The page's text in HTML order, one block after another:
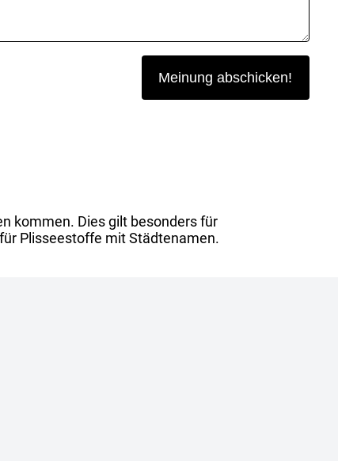
kommen. Dies gilt besonders für
Plisseestoffe mit Städtenamen.